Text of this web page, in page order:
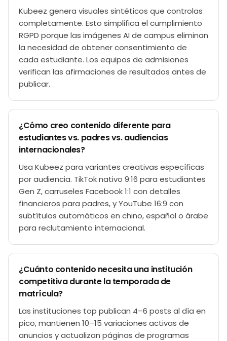
Kubeez genera visuales sintéticos que controlas
completamente. Esto simplifica el cumplimiento
RGPD porque las imágenes AI de campus eliminan
la necesidad de obtener consentimiento de
cada estudiante. Los equipos de admisiones
verifican las afirmaciones de resultados antes de
publicar.
¿Cómo creo contenido diferente para
estudiantes vs. padres vs. audiencias
internacionales?
Usa Kubeez para variantes creativas específicas
por audiencia. TikTok nativo 9:16 para estudiantes
Gen Z, carruseles Facebook 1:1 con detalles
financieros para padres, y YouTube 16:9 con
subtítulos automáticos en chino, español o árabe
para reclutamiento internacional.
¿Cuánto contenido necesita una institución
competitiva durante la temporada de
matrícula?
Las instituciones top publican 4–6 posts al día en
pico, mantienen 10–15 variaciones activas de
anuncios y actualizan páginas de programas